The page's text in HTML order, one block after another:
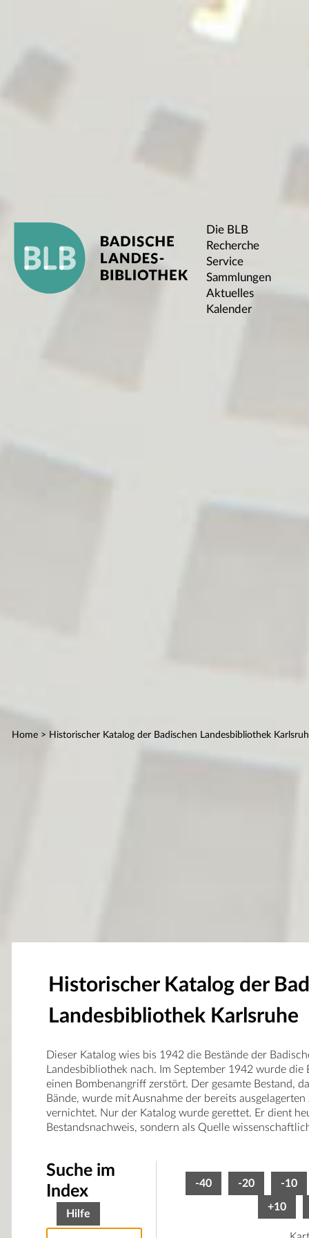
Die BLB
Recherche
Service
Sammlungen
Aktuelles
Kalender
Home > Historischer Katalog der Badischen Landesbibliothek
Historischer Katalog der
Landesbibliothek Karlsruhe
Dieser Katalog wies bis 1942 die Bestände der
Landesbibliothek nach. Im September 1942 wurde
einen Bombenangriff zerstört. Der gesamte Bestand,
Bände, wurde mit Ausnahme der bereits
vernichtet. Nur der Katalog wurde gerettet. Er dient
Bestandsnachweis, sondern als Quelle
-40 -20 -10
+10
Suche im
Index
Hilfe